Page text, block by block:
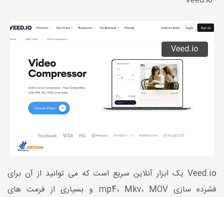
Veed.io یک ابزار آنلاین سریع است که می توانید از آن برای
فشرده سازی
mp4، Mkv، MOV
و بسیاری از فرمت های